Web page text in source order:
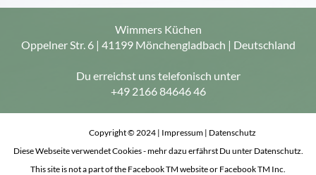
Wimmers Küchen
Oppelner Str. 6 | 41199 Mönchengladbach | Deutschland
Du erreichst uns telefonisch unter
+49 2166 84646 46
Copyright © 2024 | Impressum| Datenschutz
Diese Webseite verwendet Cookies - mehr dazu erfährst Du unter Datenschutz.
This site is not a part of the Facebook TM website or Facebook TM Inc.